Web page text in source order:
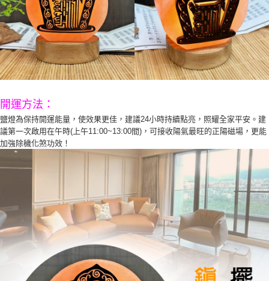
開運方法：
鹽燈為保持開運能量，使效果更佳，建議24小時持續點亮，照耀全家平安。建
議第一次啟用在午時(上午11:00~13:00間)，可接收陽氣最旺的正陽磁場，更能
加強除穢化煞功效！